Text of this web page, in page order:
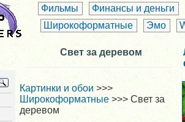
Фильмы
Финансы и деньги
Широкоформатные
Эмо
Свет за деревом
Картинки и обои >>>
Широкоформатные>>> Свет за
деревом